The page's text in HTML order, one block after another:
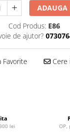
ADAUGA
Cod Produs: E86
de ajutor?
Favorite Cere
lei OP,